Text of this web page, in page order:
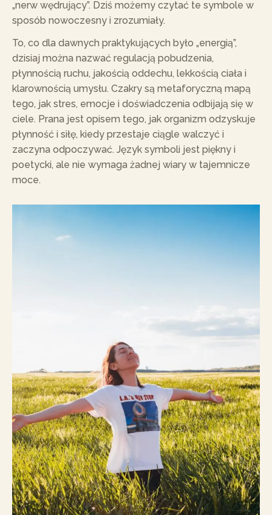
„nerw wędrujący”. Dziś możemy czytać te symbole w
sposób nowoczesny i zrozumiały.
To, co dla dawnych praktykujących było „energią”,
dzisiaj można nazwać regulacją pobudzenia,
płynnością ruchu, jakością oddechu, lekkością ciała i
klarownością umysłu. Czakry są metaforyczną mapą
tego, jak stres, emocje i doświadczenia odbijają się w
ciele. Prana jest opisem tego, jak organizm odzyskuje
płynność i siłę, kiedy przestaje ciągle walczyć i
zaczyna odpoczywać. Język symboli jest piękny i
poetycki, ale nie wymaga żadnej wiary w tajemnicze
moce.